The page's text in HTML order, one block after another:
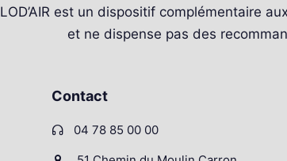
LOD’AIR est un dispositif complémentaire
et ne dispense pas des
Contact
04 78 85 00 00